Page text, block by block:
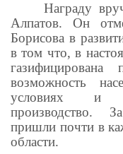
Награду
Алпатов. Он
Борисова в
в том что, в
возможность
условиях и
производство.
пришли почти в
области.